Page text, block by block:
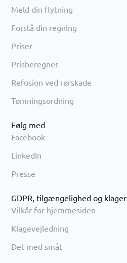
Meld din flytning
Forstå din regning
Priser
Prisberegner
Refusion ved rørskade
Tømningsordning
Følg med
Facebook
LinkedIn
Presse
GDPR, tilgængelighed og klager
Vilkår for hjemmesiden
Klagevejledning
Det med småt